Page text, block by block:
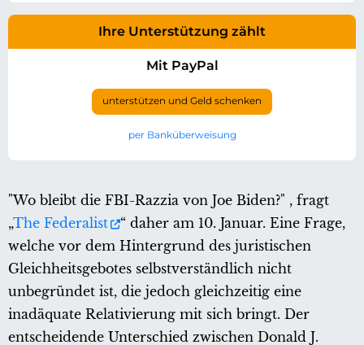
Ihre Unterstützung zählt
Mit PayPal
unterstützen und Geld schenken
per Banküberweisung
"Wo bleibt die FBI-Razzia von Joe Biden?" , fragt
„The Federalist
“ daher am 10. Januar. Eine Frage,
welche vor dem Hintergrund des juristischen
Gleichheitsgebotes selbstverständlich nicht
unbegründet ist, die jedoch gleichzeitig eine
inadäquate Relativierung mit sich bringt. Der
entscheidende Unterschied zwischen Donald J.